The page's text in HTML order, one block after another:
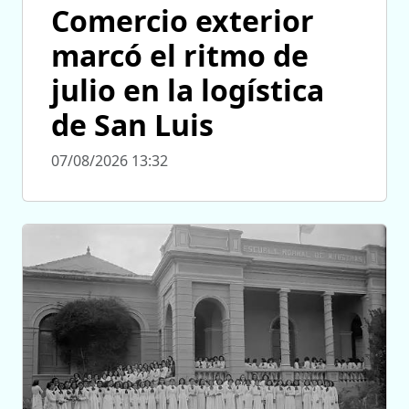
Comercio exterior
marcó el ritmo de
julio en la logística
de San Luis
07/08/2026 13:32